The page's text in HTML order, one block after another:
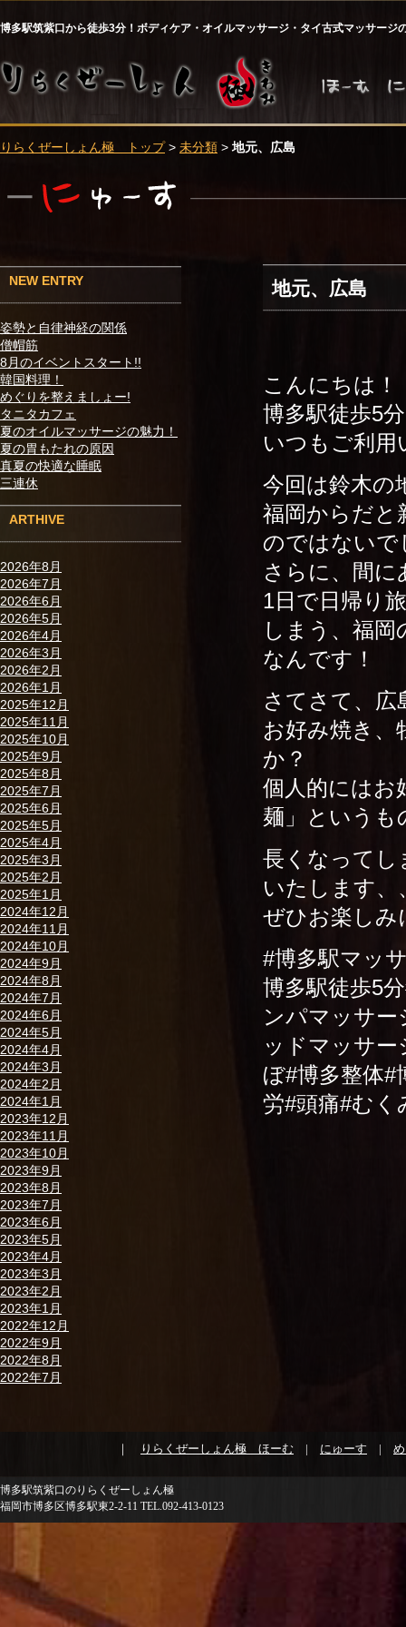
博多駅筑紫口から徒歩3分！ボディケア・オイルマッサージ・タイ古式マッサージ
りらくぜーしょん極 トップ> 未分類 > 地元、広島
NEW ENTRY
姿勢と自律神経の関係
僧帽筋
8月のイベントスタート!!
韓国料理！
めぐりを整えましょー!
タニタカフェ
夏のオイルマッサージの魅力！
夏の胃もたれの原因
真夏の快適な睡眠
三連休
ARTHIVE
2026年8月
2026年7月
2026年6月
2026年5月
2026年4月
2026年3月
2026年2月
2026年1月
2025年12月
2025年11月
2025年10月
2025年9月
2025年8月
2025年7月
2025年6月
2025年5月
2025年4月
2025年3月
2025年2月
2025年1月
2024年12月
2024年11月
2024年10月
2024年9月
2024年8月
2024年7月
2024年6月
2024年5月
2024年4月
2024年3月
2024年2月
2024年1月
2023年12月
2023年11月
2023年10月
2023年9月
2023年8月
2023年7月
2023年6月
2023年5月
2023年4月
2023年3月
2023年2月
2023年1月
2022年12月
2022年9月
2022年8月
2022年7月
地元、広島
こんにちは！
博多駅徒歩5
いつもご利
今回は鈴木の
福岡からだと
のではないで
さらに、間に
1日で日帰り
しまう、福
なんです！
さてさて、
お好み焼き、
か？
個人的にはお
麺」というも
長くなってし
いたします、
ぜひお楽しみ
#博多駅マッ
博多駅徒歩5
ンパマッサ
ッドマッサ
ぼ#博多整体#
労#頭痛#むく
｜ りらくぜーしょん極 ほーむ | にゅーす |
博多駅筑紫口のりらくぜーしょん極
福岡市博多区博多駅東2-2-11 TEL.092-413-0123